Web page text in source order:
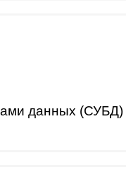
данных (СУБД)